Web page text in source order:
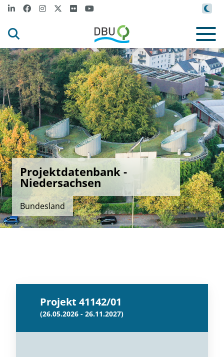
Projektdatenbank -
Niedersachsen
Bundesland
Projekt 41142/01
(26.05.2026 - 26.11.2027)